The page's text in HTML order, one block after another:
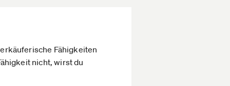
Fähigkeiten
nicht, wirst du